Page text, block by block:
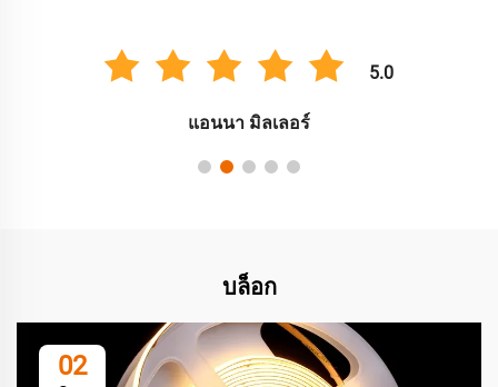
5.0
แอนนา มิลเลอร์
บล็อก
02